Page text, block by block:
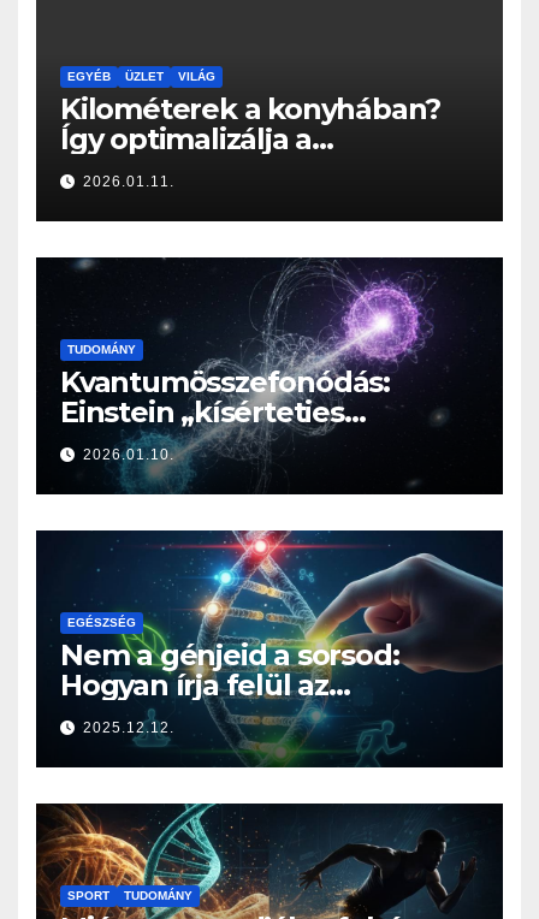
EGYÉB ÜZLET VILÁG
Kilométerek a konyhában?
Így optimalizálja a
Konyhabútor Guru az
otthonod mozgásközpontját
2026.01.11.
TUDOMÁNY
Kvantumösszefonódás:
Einstein „kísérteties
távolhatása” a valóság
határán
2026.01.10.
EGÉSZSÉG
Nem a génjeid a sorsod:
Hogyan írja felül az
életmódod az örökségedet?
2025.12.12.
SPORT TUDOMÁNY